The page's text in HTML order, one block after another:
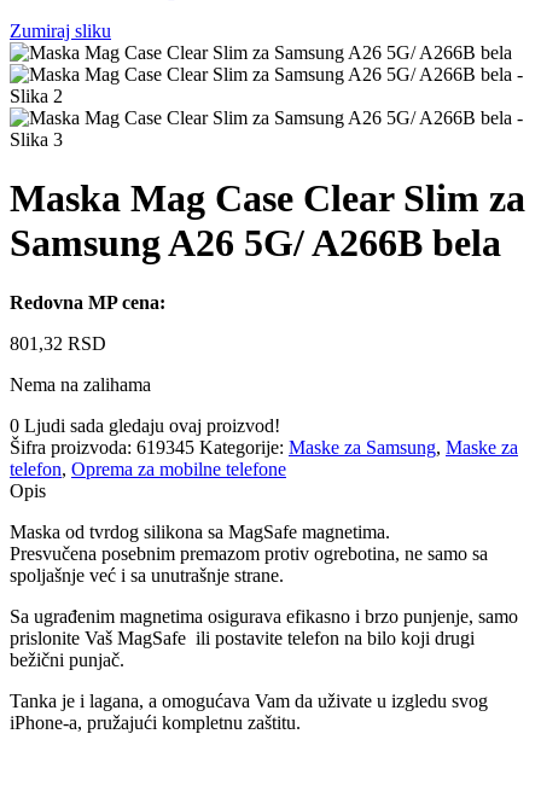
Zumiraj sliku
Maska Mag Case Clear Slim za
Samsung A26 5G/ A266B bela
Redovna MP cena:
801,32 RSD
Nema na zalihama
0 Ljudi sada gledaju ovaj proizvod!
Šifra proizvoda: 619345 Kategorije: Maske za Samsung, Maske za
telefon, Oprema za mobilne telefone
Opis
Maska od tvrdog silikona sa MagSafe magnetima.
Presvučena posebnim premazom protiv ogrebotina, ne samo sa
spoljašnje već i sa unutrašnje strane.
Sa ugrađenim magnetima osigurava efikasno i brzo punjenje, samo
prislonite Vaš MagSafe ili postavite telefon na bilo koji drugi
bežični punjač.
Tanka je i lagana, a omogućava Vam da uživate u izgledu svog
iPhone-a, pružajući kompletnu zaštitu.